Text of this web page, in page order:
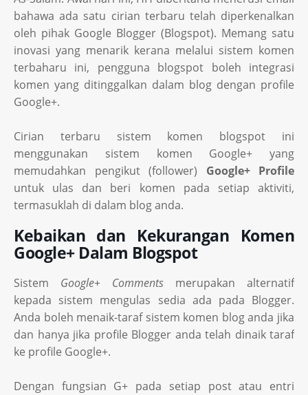
bahawa ada satu cirian terbaru telah diperkenalkan
oleh pihak Google Blogger (Blogspot). Memang satu
inovasi yang menarik kerana melalui sistem komen
terbaharu ini, pengguna blogspot boleh integrasi
komen yang ditinggalkan dalam blog dengan profile
Google+.
Cirian terbaru sistem komen blogspot ini
menggunakan sistem komen Google+ yang
memudahkan pengikut (follower) Google+ Profile
untuk ulas dan beri komen pada setiap aktiviti,
termasuklah di dalam blog anda.
Kebaikan dan Kekurangan Komen
Google+ Dalam Blogspot
Sistem Google+ Comments merupakan alternatif
kepada sistem mengulas sedia ada pada Blogger.
Anda boleh menaik-taraf sistem komen blog anda jika
dan hanya jika profile Blogger anda telah dinaik taraf
ke profile Google+.
Dengan fungsian G+ pada setiap post atau entri